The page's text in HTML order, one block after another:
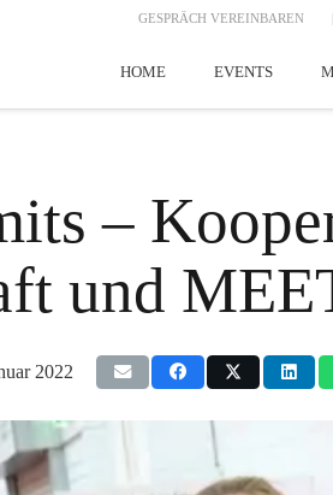
GESPRÄCH VEREINBAREN
HOME EVENTS
–
und
2022